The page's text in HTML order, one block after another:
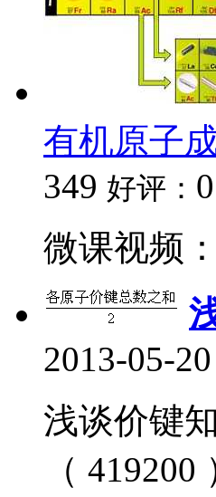
有机原子
349 好评： 0
微课视频
2013-05-
浅谈价键
（